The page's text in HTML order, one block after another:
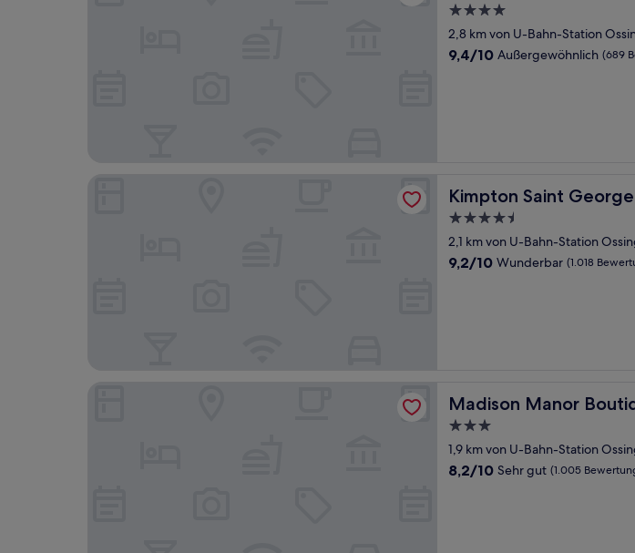
4.0-
Sterne-
Unterkunft
2,8 km von U-Bahn-Station
9.4
9,4/10 Außergewöhnlich (689
Kimpton Saint
Kimpton Saint George by
4.5-
Sterne-
Unterkunft
2,1 km von U-Bahn-Station
9.2
9,2/10 Wunderbar (1.018
Madison Manor
Madison Manor Boutique
3.0-
Sterne-
Unterkunft
1,9 km von U-Bahn-Station
8.2
8,2/10 Sehr gut (1.005